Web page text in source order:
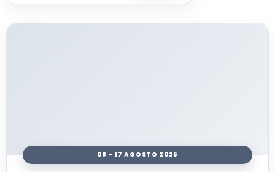
08 - 17 AGOSTO 2026